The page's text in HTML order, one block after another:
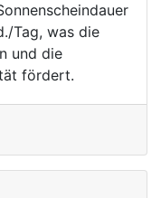
Tag, was die
und die
fördert.